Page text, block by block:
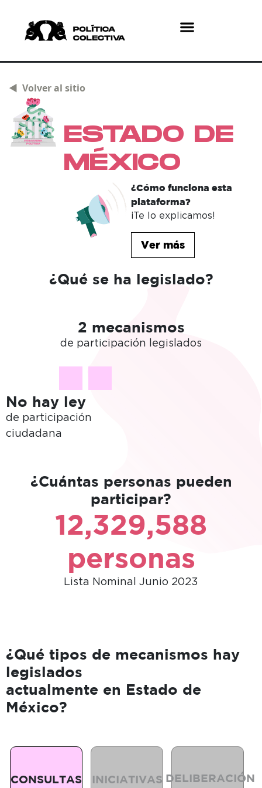
◄ Volver al sitio
ESTADO DE
MÉXICO
¿Cómo funciona esta
plataforma?
¡Te lo explicamos!
Ver más
¿Qué se ha legislado?
2 mecanismos
de participación legislados
No hay ley
de participación
ciudadana
¿Cuántas personas pueden
participar?
12,329,588
personas
Lista Nominal Junio 2023
¿Qué tipos de mecanismos hay
legislados
actualmente en Estado de
México?
CONSULTAS
o cualquier
INICIATIVAS
aquellas
canalizadas a DELIBERACIÓN
diálogo y el